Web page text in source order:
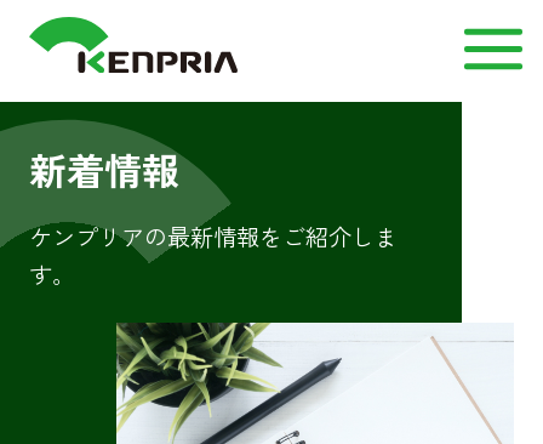
新着情報
ケンプリアの最新情報をご紹介しま
す。